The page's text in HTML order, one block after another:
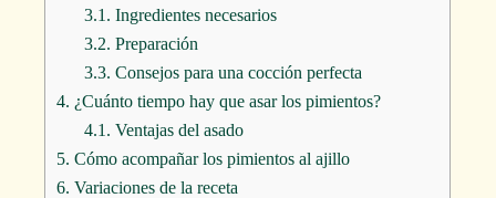
3.1. Ingredientes necesarios
3.2. Preparación
3.3. Consejos para una cocción perfecta
4. ¿Cuánto tiempo hay que asar los pimientos?
4.1. Ventajas del asado
5. Cómo acompañar los pimientos al ajillo
6. Variaciones de la receta